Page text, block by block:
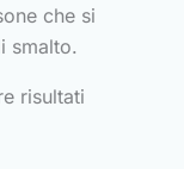
che si
smalto.
risultati